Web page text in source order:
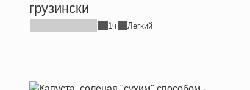
грузински
1ч Легкий